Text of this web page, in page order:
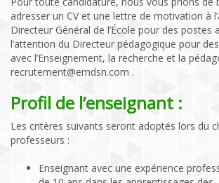
adresser un CV et une lettre de motivation à
Directeur Général de l’École pour des postes
l’attention du Directeur pédagogique pour
avec l’Enseignement, la recherche et la
recrutement@emdsn.com .
Profil de l’enseignant :
Les critères suivants seront adoptés lors du
professeurs :
Enseignant avec une expérience